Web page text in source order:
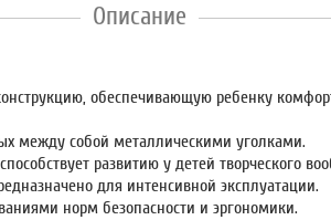
Описание
обеспечивающую ребенку
между собой металлическими уголками.
развитию у детей творческого
для интенсивной эксплуатации.
норм безопасности и эргономики.